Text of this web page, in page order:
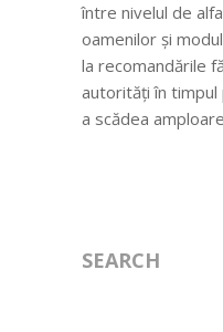
între nivelul de
oamenilor și
la recomandările
autorități în timpul
a scădea
SEARCH